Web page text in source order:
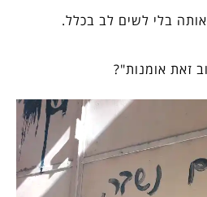
בלי לשים לב בכלל.
זאת אומנות"?